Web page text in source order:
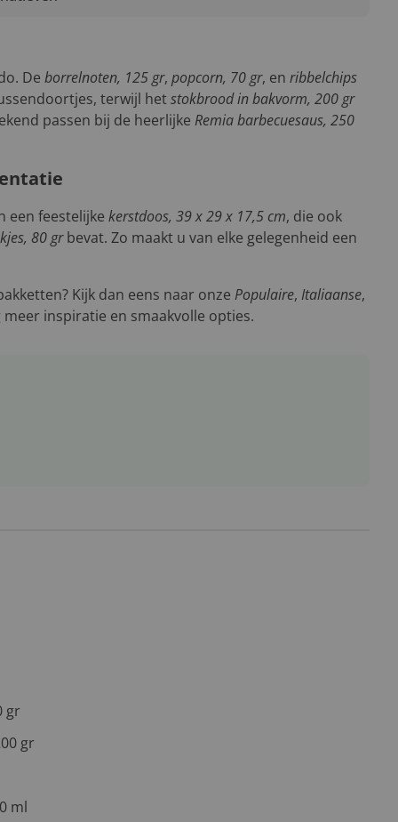
De borrelnoten, 125 gr, popcorn, 70 gr, en ribbelchips
terwijl hetstokbrood in bakvorm, 200 gr
passen bij de heerlijke Remia barbecuesaus, 250
een feestelijke kerstdoos, 39 x 29 x 17,5 cm, die ook
80 grbevat. Zo maakt u van elke gelegenheid een
Kijk dan eens naar onze Populaire, Italiaanse,
inspiratie en smaakvolle opties.
gr
gr
ml